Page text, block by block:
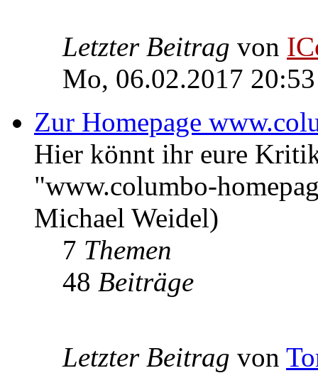
Letzter Beitrag von
Mo, 06.02.2017 20:53
Zur Homepage
Hier könnt ihr eure
"www.columbo-
Michael Weidel)
7 Themen
48 Beiträge
Letzter Beitrag von